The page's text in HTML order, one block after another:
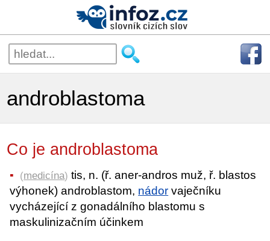
androblastoma
Co je androblastoma
(medicína) tis, n. (ř. aner-andros muž, ř. blastos
výhonek) androblastom, nádor vaječníku
vycházející z gonadálního blastomu s
maskulinizačním účinkem